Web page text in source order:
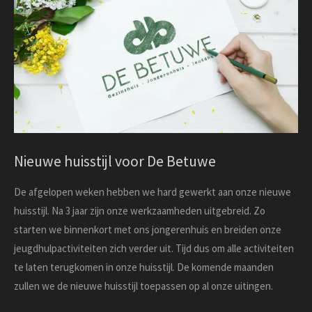
Nieuwe huisstijl voor De Betuwe
De afgelopen weken hebben we hard gewerkt aan onze nieuwe
huisstijl. Na 3 jaar zijn onze werkzaamheden uitgebreid. Zo
starten we binnenkort met ons jongerenhuis en breiden onze
jeugdhulpactiviteiten zich verder uit. Tijd dus om alle activiteiten
te laten terugkomen in onze huisstijl. De komende maanden
zullen we de nieuwe huisstijl toepassen op al onze uitingen.